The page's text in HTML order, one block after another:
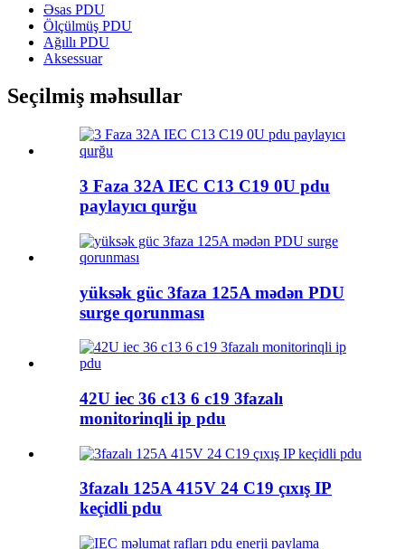
Əsas PDU
Ölçülmüş PDU
Ağıllı PDU
Aksessuar
Seçilmiş məhsullar
3 Faza 32A IEC C13 C19 0U pdu
paylayıcı qurğu
yüksək güc 3faza 125A mədən PDU
surge qorunması
42U iec 36 c13 6 c19 3fazalı
monitorinqli ip pdu
3fazalı 125A 415V 24 C19 çıxış IP
keçidli pdu